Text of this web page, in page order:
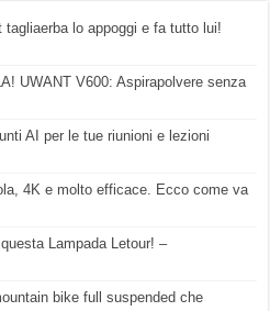
tagliaerba lo appoggi e fa tutto lui!
UWANT V600: Aspirapolvere senza
AI per le tue riunioni e lezioni
4K e molto efficace. Ecco come va
Lampada Letour! –
bike full suspended che